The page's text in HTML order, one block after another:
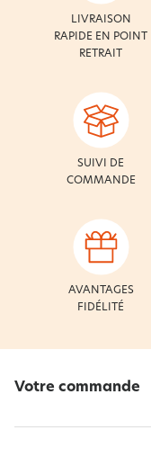
LIVRAISON
RAPIDE EN POINT
RETRAIT
SUIVI DE
COMMANDE
AVANTAGES
FIDÉLITÉ
Votre commande